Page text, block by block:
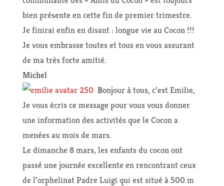
bien présente en cette fin de premier trimestre.
Je finirai enfin en disant : longue vie au Cocon !!!
Je vous embrasse toutes et tous en vous assurant
de ma très forte amitié.
Michel
Bonjour à tous, c’est Emilie,
Je vous écris ce message pour vous vous donner
une information des activités que le Cocon a
menées au mois de mars.
Le dimanche 8 mars, les enfants du cocon ont
passé une journée excellente en rencontrant ceux
de l’orphelinat Padre Luigi qui est situé à 500 m